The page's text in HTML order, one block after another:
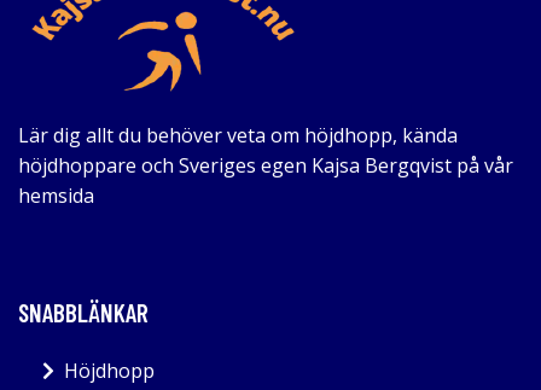
Lär dig allt du behöver veta om höjdhopp, kända
höjdhoppare och Sveriges egen Kajsa Bergqvist på vår
hemsida
SNABBLÄNKAR
Höjdhopp